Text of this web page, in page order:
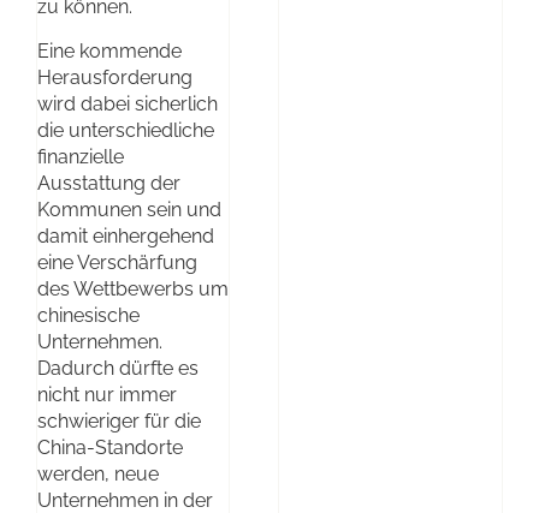
zu können.
Eine kommende
Herausforderung
wird dabei sicherlich
die unterschiedliche
finanzielle
Ausstattung der
Kommunen sein und
damit einhergehend
eine Verschärfung
des Wettbewerbs um
chinesische
Unternehmen.
Dadurch dürfte es
nicht nur immer
schwieriger für die
China-Standorte
werden, neue
Unternehmen in der